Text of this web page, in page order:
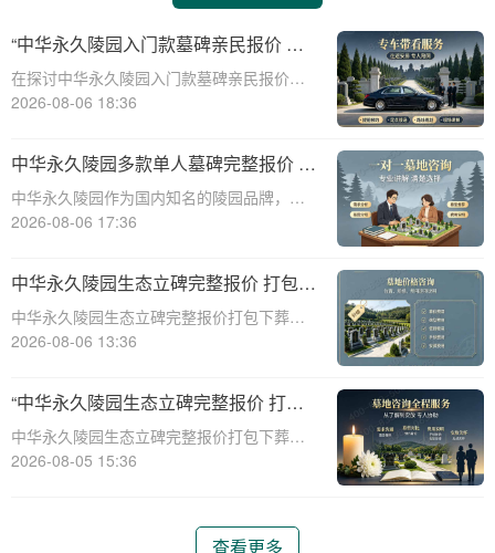
“中华永久陵园入门款墓碑亲民报价 一
次性付清享折上折：超值优惠与便捷选
择的完美结合”
在探讨中华永久陵园入门款墓碑亲民报价这
一主题时，我们首先需要理解墓碑选择的重
对逝者的纪念，也是对生者情感的寄托。因
此，选择一款既符合预算又具有纪念意义的
墓碑显得尤
2026-08-06 18:36
中华永久陵园多款单人墓碑完整报价 淡
季下单直降数千元详解
中华永久陵园作为国内知名的陵园品牌，提
供多种单人墓碑选择，满足不同客户的需
墓碑的完整报价，并解释淡季下单直降数千
元的优惠政策，帮助消费者做出明智的选
择。☎ 中华永
2026-08-06 17:36
中华永久陵园生态立碑完整报价 打包下
葬服务同步享折扣详解
中华永久陵园生态立碑完整报价打包下葬服
务同步享折扣详解☎ 中华永久陵园电话:400-
的规划越来越重视。中华永久陵园作为国内
知名的陵园品牌，提供了一系列生
2026-08-06 13:36
“中华永久陵园生态立碑完整报价 打包
下葬服务同步享折扣：全方位福利解析
与专属优惠”
中华永久陵园生态立碑完整报价打包下葬服
务同步享折扣：全方位福利解析与专属优惠
式有了更多的选择。中华永久陵园作
2026-08-05 15:36
查看更多